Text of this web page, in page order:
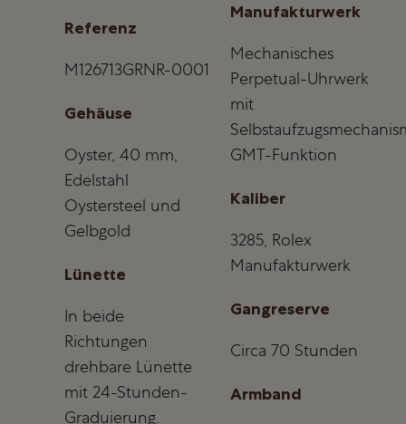
Referenz
M126713GRNR-0001
Gehäuse
Oyster, 40 mm,
Edelstahl
Oystersteel und
Gelbgold
Lünette
In beide
Richtungen
drehbare Lünette
mit 24-Stunden-
Graduierung.
Manufakturwerk
Mechanisches
Perpetual-Uhrwerk
mit
GMT-Funktion
Kaliber
3285, Rolex
Manufakturwerk
Gangreserve
Circa 70 Stunden
Armband